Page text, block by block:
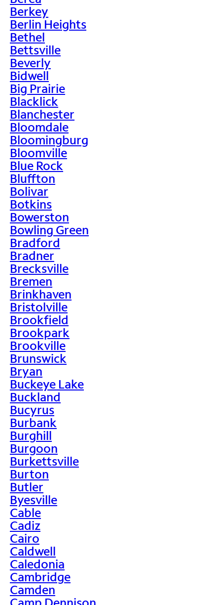
Berkey
Berlin Heights
Bethel
Bettsville
Beverly
Bidwell
Big Prairie
Blacklick
Blanchester
Bloomdale
Bloomingburg
Bloomville
Blue Rock
Bluffton
Bolivar
Botkins
Bowerston
Bowling Green
Bradford
Bradner
Brecksville
Bremen
Brinkhaven
Bristolville
Brookfield
Brookpark
Brookville
Brunswick
Bryan
Buckeye Lake
Buckland
Bucyrus
Burbank
Burghill
Burgoon
Burkettsville
Burton
Butler
Byesville
Cable
Cadiz
Cairo
Caldwell
Caledonia
Cambridge
Camden